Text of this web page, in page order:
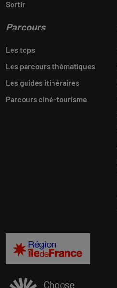
Sortir
Parcours
Les tops
Les parcours thématiques
Les guides itinéraires
Parcours ciné-tourisme